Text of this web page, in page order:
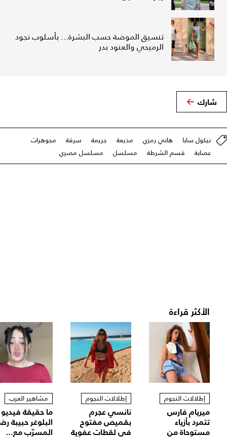
تنسيق الموضة حسب البشرة... بأسلوب نجود
الرميحي والعنود بدر
شارك
نيكول سابا هاني رمزي مذيعة جريمة سرقة
مجوهرات
عصابة
قسم الشرطة مسلسل مسلسل مصري
الأكثر قراءة
إطلالات النجوم
ميريام فارس
تتمرد بأزياء
مستوحاة من
إطلالات النجوم
نانسي عجرم
بقميص مفتوح
في لقطات عفوية
مشاهير العرب
ما حقيقة فيديو
البلوغر حبيبة
المسرّب مع...